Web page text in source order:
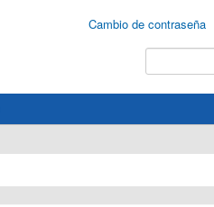
Cambio de contraseña